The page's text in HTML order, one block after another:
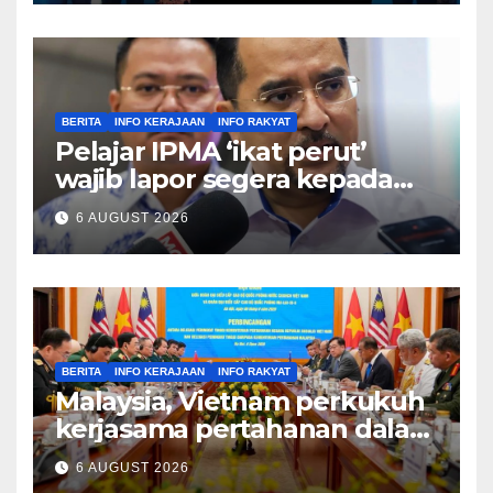
BERITA INFO KERAJAAN INFO RAKYAT
Pelajar IPMA ‘ikat perut’
wajib lapor segera kepada
Pengarah – Asyraf Wajdi
6 AUGUST 2026
BERITA INFO KERAJAAN INFO RAKYAT
Malaysia, Vietnam perkukuh
kerjasama pertahanan dalam
bidang strategik termasuk
AI, perkongsian risikan –
6 AUGUST 2026